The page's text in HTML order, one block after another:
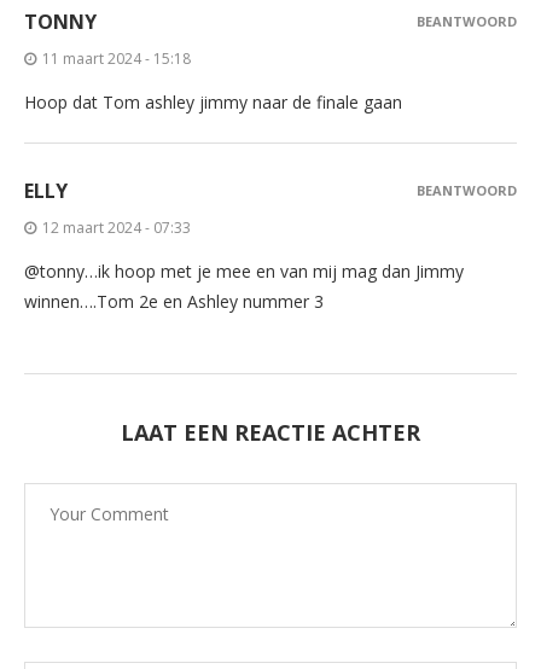
TONNY
11 maart 2024 - 15:18
Hoop dat Tom ashley jimmy naar de finale gaan
BEANTWOORD
ELLY
12 maart 2024 - 07:33
@tonny…ik hoop met je mee en van mij mag dan Jimmy
winnen….Tom 2e en Ashley nummer 3
BEANTWOORD
LAAT EEN REACTIE ACHTER